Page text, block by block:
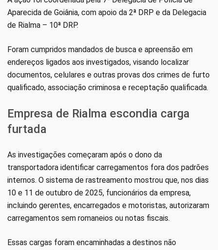
Aparecida de Goiânia, com apoio da 2ª DRP e da Delegacia
de Rialma – 10ª DRP.
Foram cumpridos mandados de busca e apreensão em
endereços ligados aos investigados, visando localizar
documentos, celulares e outras provas dos crimes de furto
qualificado, associação criminosa e receptação qualificada.
Empresa de Rialma escondia carga
furtada
As investigações começaram após o dono da
transportadora identificar carregamentos fora dos padrões
internos. O sistema de rastreamento mostrou que, nos dias
10 e 11 de outubro de 2025, funcionários da empresa,
incluindo gerentes, encarregados e motoristas, autorizaram
carregamentos sem romaneios ou notas fiscais.
Essas cargas foram encaminhadas a destinos não